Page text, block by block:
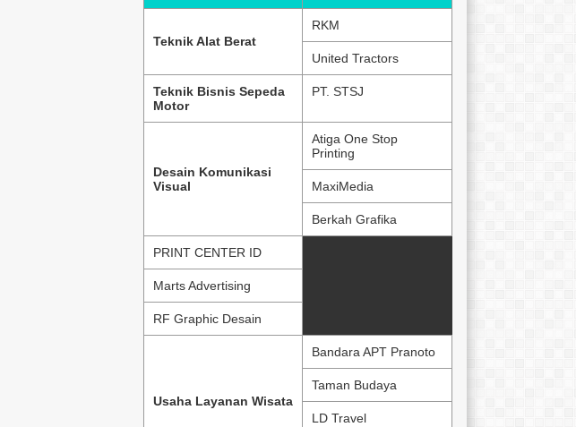
Teknik Alat Berat
RKM
United Tractors
Teknik Bisnis Sepeda
Motor
PT. STSJ
Desain Komunikasi
Visual
Atiga One Stop
Printing
MaxiMedia
Berkah Grafika
PRINT CENTER ID
Marts Advertising
RF Graphic Desain
Usaha Layanan Wisata
Bandara APT Pranoto
Taman Budaya
LD Travel